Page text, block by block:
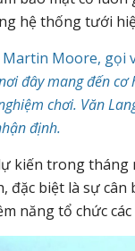
hệ thống tưới
Martin Moore,
đây mang đến
chơi. Văn
định.
kiến trong tháng
đặc biệt là sự
năng tổ chức